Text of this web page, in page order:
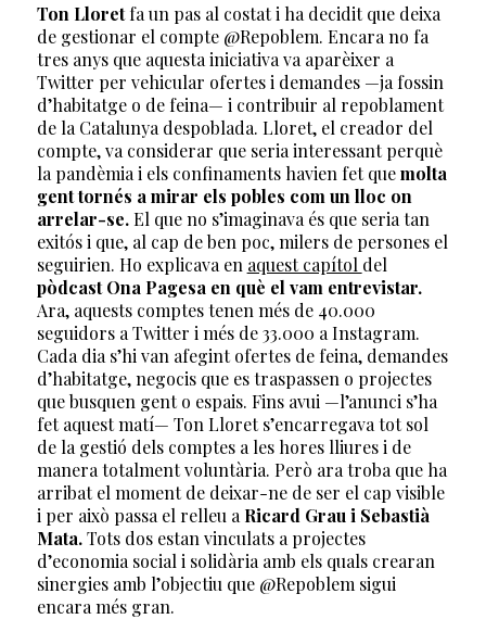
Ton Lloretfa un pas al costat i ha decidit que deixa
de gestionar el compte @Repoblem. Encara no fa
tres anys que aquesta iniciativa va aparèixer a
Twitter per vehicular ofertes i demandes —ja fossin
d’habitatge o de feina— i contribuir al repoblament
de la Catalunya despoblada. Lloret, el creador del
compte, va considerar que seria interessant perquè
la pandèmia i els confinaments havien fet quemolta
gent tornés a mirar els pobles com un lloc on
arrelar-se.El que no s’imaginava és que seria tan
exitós i que, al cap de ben poc, milers de persones el
seguirien. Ho explicava en aquest capítol del
pòdcast Ona Pagesa en què el vam entrevistar.
Ara, aquests comptes tenen més de 40.000
seguidors a Twitter i més de 33.000 a Instagram.
Cada dia s’hi van afegint ofertes de feina, demandes
d’habitatge, negocis que es traspassen o projectes
que busquen gent o espais. Fins avui —l’anunci s’ha
fet aquest matí— Ton Lloret s’encarregava tot sol
de la gestió dels comptes a les hores lliures i de
manera totalment voluntària. Però ara troba que ha
arribat el moment de deixar-ne de ser el cap visible
i per això passa el relleu a Ricard Grau i Sebastià
Mata.Tots dos estan vinculats a projectes
d’economia social i solidària amb els quals crearan
sinergies amb l’objectiu que @Repoblem sigui
encara més gran.